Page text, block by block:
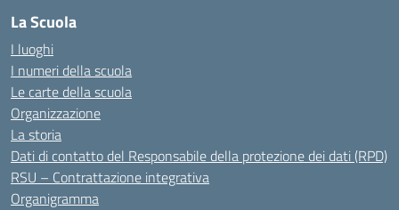
La Scuola
I luoghi
I numeri della scuola
Le carte della scuola
Organizzazione
La storia
Dati di contatto del Responsabile della protezione dei dati (RPD)
RSU – Contrattazione integrativa
Organigramma